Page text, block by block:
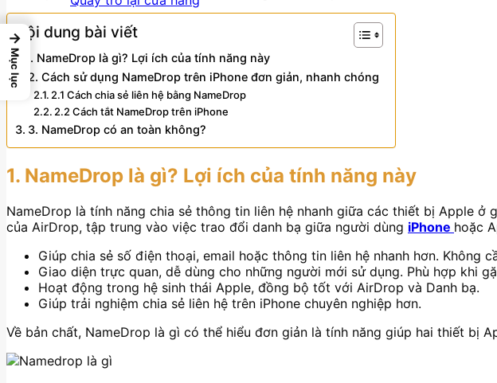
BẢNG GIÁ SỈ
Nội dung bài viết
1. NameDrop là gì? Lợi ích của tính năng này
2. Cách sử dụng NameDrop trên iPhone đơn giản, nhanh chóng
2.1 Cách chia sẻ liên hệ bằng NameDrop
2.2 Cách tắt NameDrop trên iPhone
3. NameDrop có an toàn không?
1. NameDrop là gì? Lợi ích của tính năng này
NameDrop là tính năng chia sẻ thông tin liên hệ nhanh giữa các thiết bị Apple
của AirDrop, tập trung vào việc trao đổi danh bạ giữa người dùng iPhone hoặc
Giúp chia sẻ số điện thoại, email hoặc thông tin liên hệ nhanh hơn. Không
Giao diện trực quan, dễ dùng cho những người mới sử dụng. Phù hợp khi
Hoạt động trong hệ sinh thái Apple, đồng bộ tốt với AirDrop và Danh bạ.
Giúp trải nghiệm chia sẻ liên hệ trên iPhone chuyên nghiệp hơn.
Về bản chất, NameDrop là gì có thể hiểu đơn giản là tính năng giúp hai thiết bị
→
Mục lục